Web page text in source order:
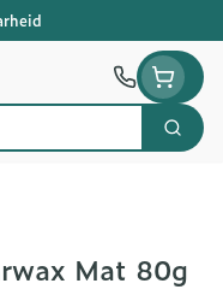
Zoek
Mat 80g